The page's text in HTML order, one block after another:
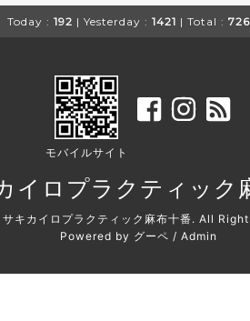
Today : 192 | Yesterday : 1421 | Total :
モバイルサイト
イロプラクティック
サキカイロプラクティック麻布十番 . All
Powered by グーペ / Admin